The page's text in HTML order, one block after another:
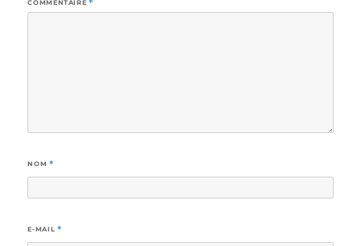
COMMENTAIRE *
NOM *
E-MAIL *